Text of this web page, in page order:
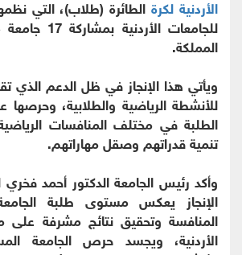
الأردنية لكرةالطائرة (طلاب)، التي
للجامعات
المملكة.
ويأتي هذا الإنجاز في ظل الدعم الذي
للأنشطة الرياضية والطلابية،
الطلبة في مختلف المنافسات
تنمية قدراتهم وصقل مهاراتهم.
وأكد رئيس الجامعة الدكتور أحمد فخري
الإنجاز يعكس مستوى طلبة
المنافسة وتحقيق نتائج مشرفة على
الأردنية، ويجسد حرص الجامعة